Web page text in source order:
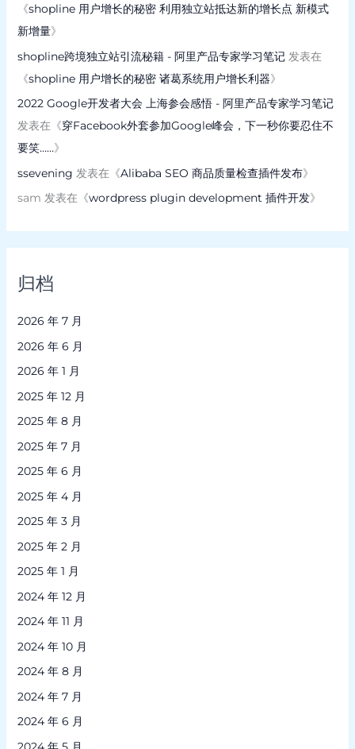
《shopline 用户增长的秘密 利用独立站抵达新的增长点 新模式
新增量》
shopline跨境独立站引流秘籍 - 阿里产品专家学习笔记发表在
《shopline 用户增长的秘密 诸葛系统用户增长利器》
2022 Google开发者大会 上海参会感悟 - 阿里产品专家学习笔记
发表在《穿Facebook外套参加Google峰会，下一秒你要忍住不
要笑……》
ssevening 发表在《Alibaba SEO 商品质量检查插件发布》
sam 发表在《wordpress plugin development 插件开发》
归档
2026 年 7 月
2026 年 6 月
2026 年 1 月
2025 年 12 月
2025 年 8 月
2025 年 7 月
2025 年 6 月
2025 年 4 月
2025 年 3 月
2025 年 2 月
2025 年 1 月
2024 年 12 月
2024 年 11 月
2024 年 10 月
2024 年 8 月
2024 年 7 月
2024 年 6 月